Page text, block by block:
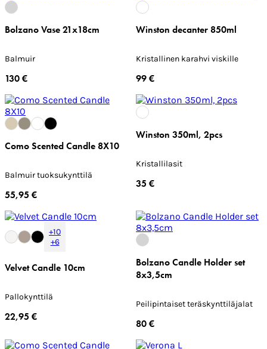
Bolzano Vase 21x18cm
Balmuir
130 €
Winston decanter 850ml
Kristallinen karahvi viskille
99 €
Como Scented Candle 8X10
Balmuir tuoksukynttilä
55,95 €
Winston 350ml, 2pcs
Kristallilasit
35 €
+10
+6
Velvet Candle 10cm
Pallokynttilä
22,95 €
Bolzano Candle Holder set
8x3,5cm
Peilipintaiset teräskynttiläjalat
80 €